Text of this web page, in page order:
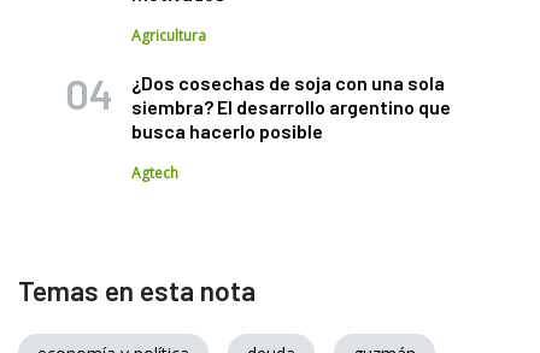
Agricultura
¿Dos cosechas de soja con una sola
siembra? El desarrollo argentino que
busca hacerlo posible
Agtech
Temas en esta nota